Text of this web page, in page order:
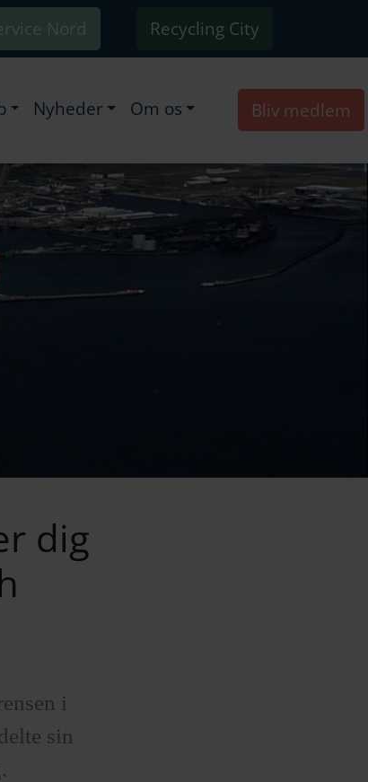
Nord Recycling City
Nyheder Om os Bliv medlem
dig
i
sin